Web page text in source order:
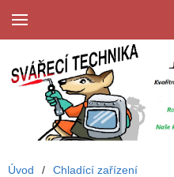
Úvod / Chladící zařízení